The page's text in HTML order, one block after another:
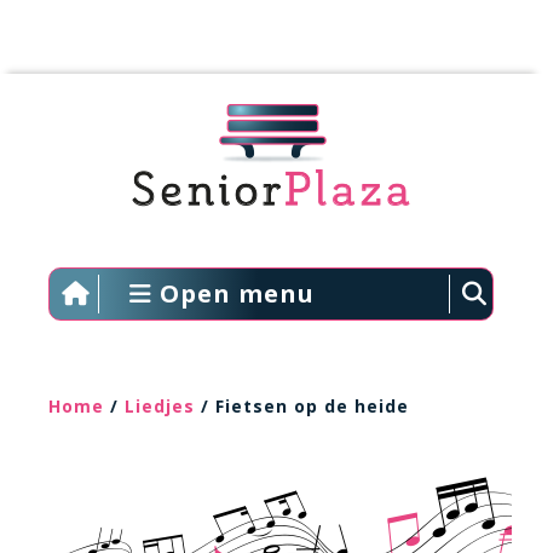
Open menu
Home / Liedjes / Fietsen op de heide